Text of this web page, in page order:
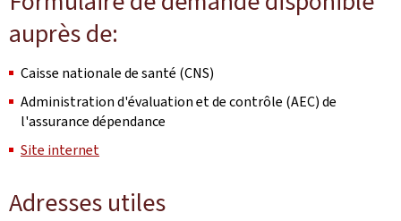
auprès de:
Caisse nationale de santé (CNS)
Administration d'évaluation et de contrôle (AEC) de
l'assurance dépendance
Site internet
Adresses utiles